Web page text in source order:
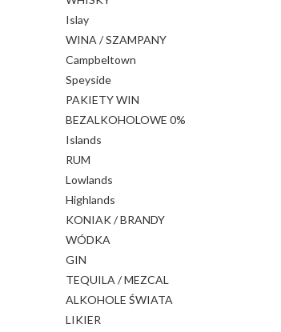
Islay
WINA / SZAMPANY
Campbeltown
Speyside
PAKIETY WIN
BEZALKOHOLOWE 0%
Islands
RUM
Lowlands
Highlands
KONIAK / BRANDY
WÓDKA
GIN
TEQUILA / MEZCAL
ALKOHOLE ŚWIATA
LIKIER